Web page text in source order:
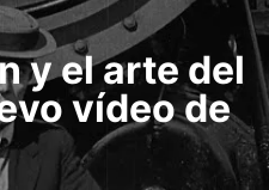
y el arte del
vídeo de